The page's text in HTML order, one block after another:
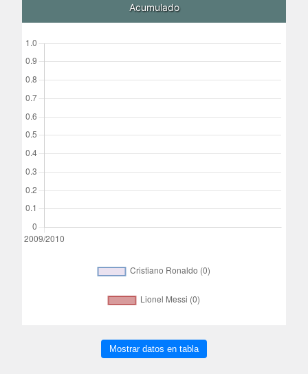
Acumulado
Mostrar datos en tabla